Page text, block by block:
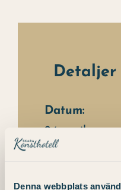
Denna webbplats
Detaljer
Datum:
24 april
Tid: